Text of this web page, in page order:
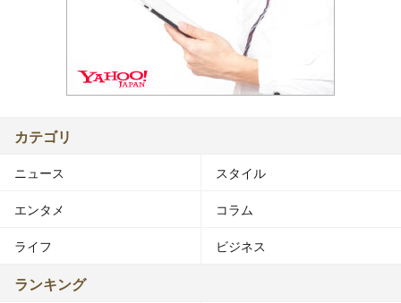
カテゴリ
ニュース スタイル
エンタメ コラム
ライフ ビジネス
ランキング